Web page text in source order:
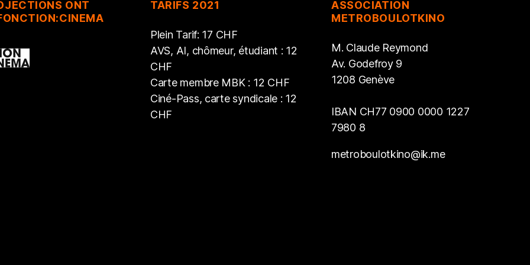
ONT
TARIFS 2021
Plein Tarif: 17 CHF
AVS, AI, chômeur, étudiant : 12
CHF
Carte membre MBK : 12 CHF
Ciné-Pass, carte syndicale : 12
CHF
ASSOCIATION
METROBOULOTKINO
M. Claude Reymond
Av. Godefroy 9
1208 Genève
IBAN CH77 0900 0000 1227
7980 8
metroboulotkino@ik.me